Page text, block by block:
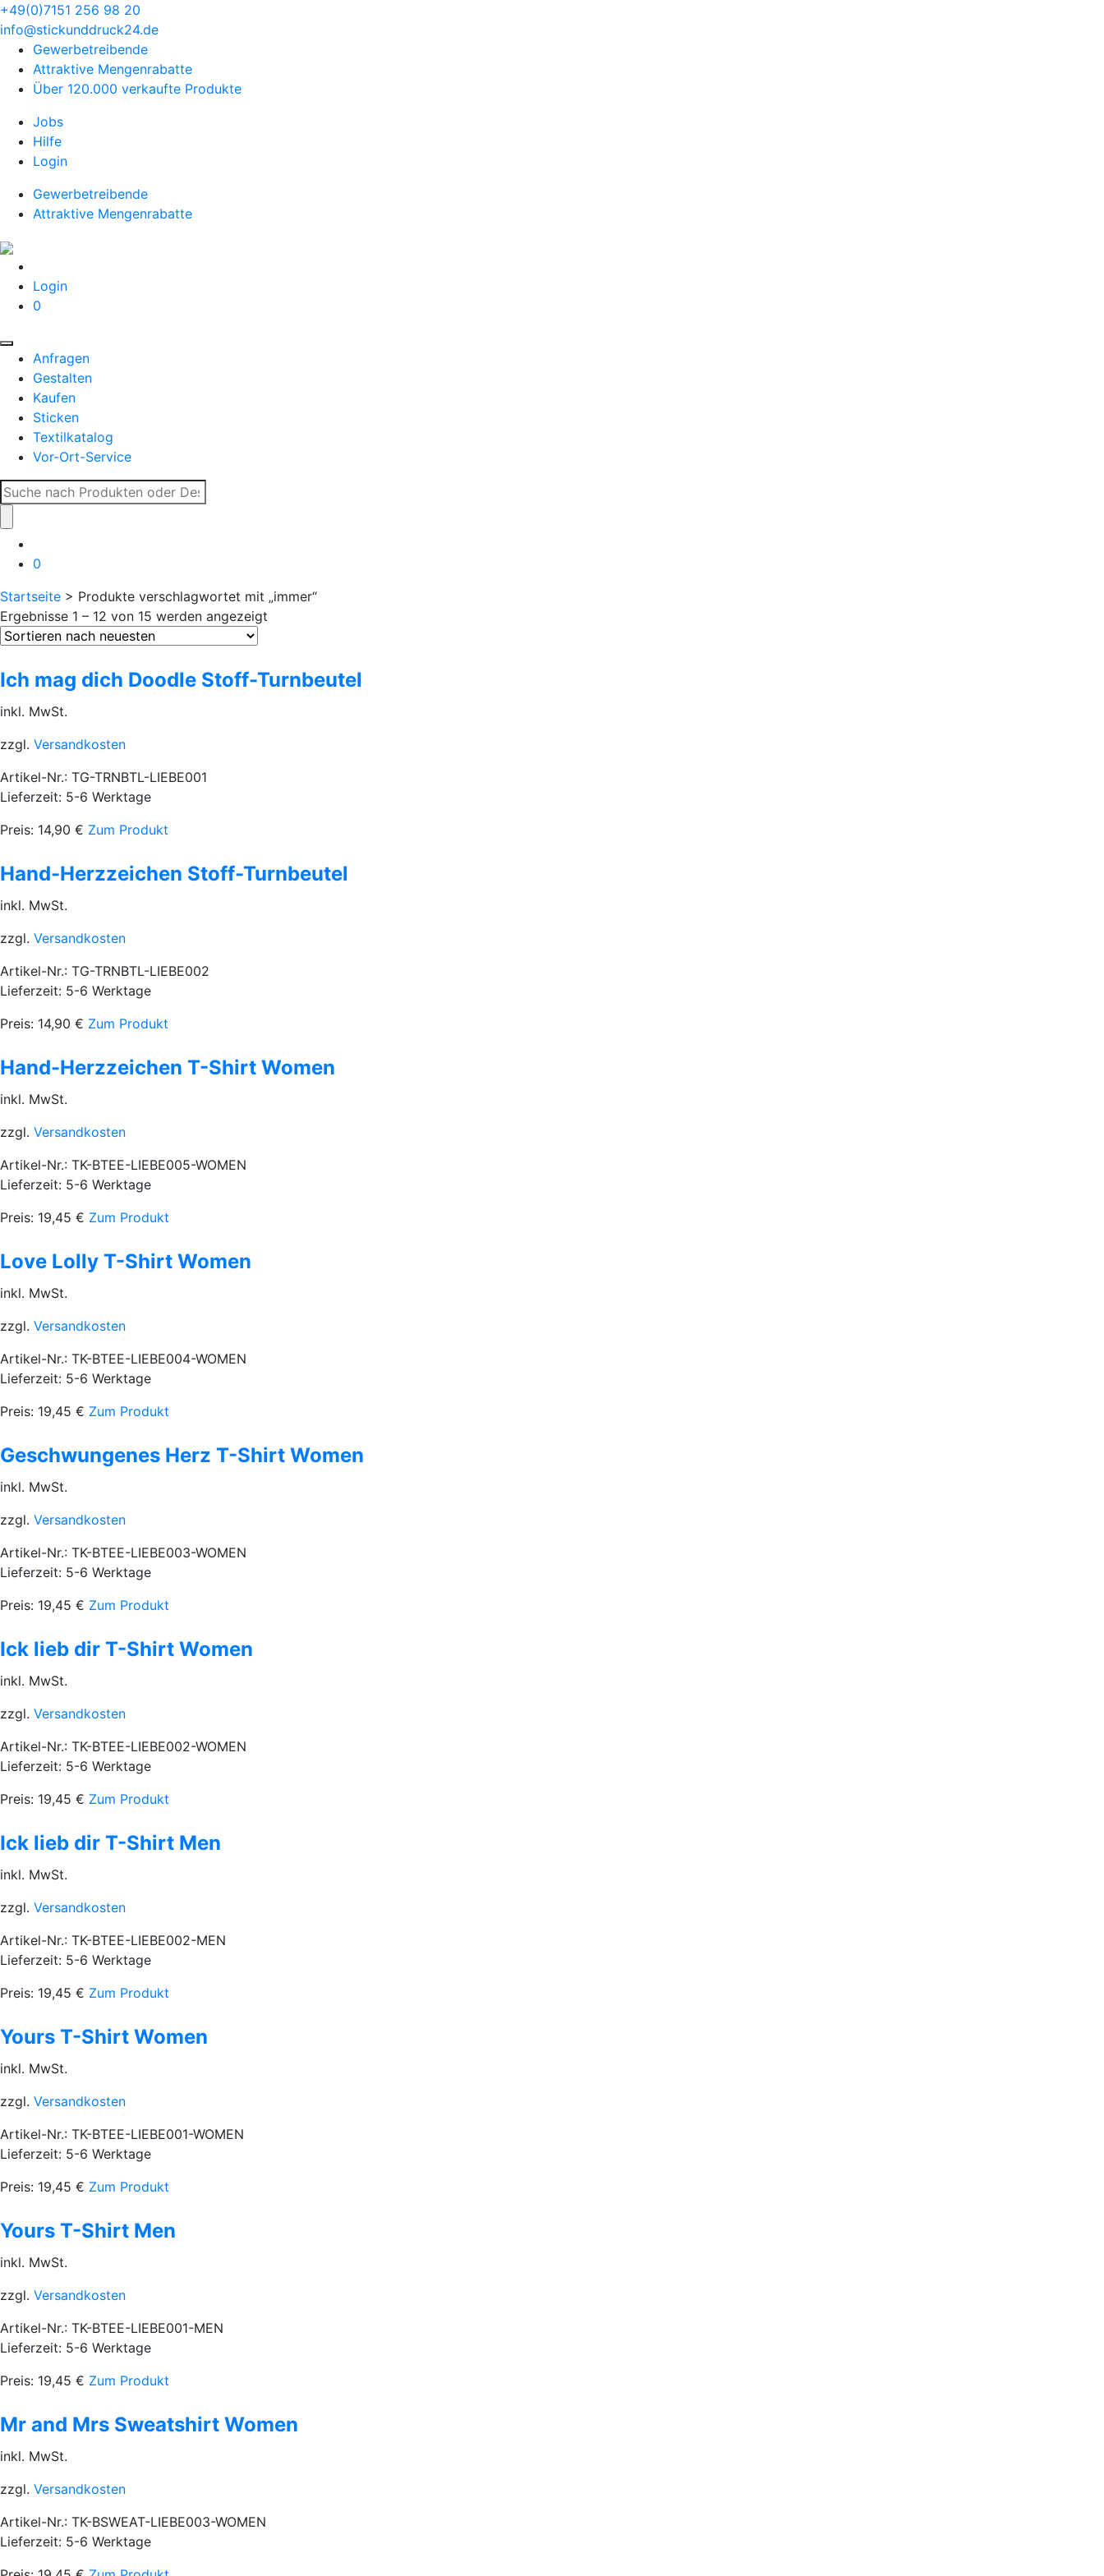
+49(0)7151 256 98 20‬
info@stickunddruck24.de
Gewerbetreibende
Attraktive Mengenrabatte
Über 120.000 verkaufte Produkte
Jobs
Hilfe
Login
Gewerbetreibende
Attraktive Mengenrabatte
Login
0
Anfragen
Gestalten
Kaufen
Sticken
Textilkatalog
Vor-Ort-Service
Suche
nach:
0
Startseite > Produkte verschlagwortet mit „immer“
Ergebnisse 1 – 12 von 15 werden angezeigt
Ich mag dich Doodle Stoff-Turnbeutel
inkl. MwSt.
zzgl. Versandkosten
Artikel-Nr.: TG-TRNBTL-LIEBE001
Lieferzeit: 5-6 Werktage
Preis: 14,90 € Zum Produkt
Hand-Herzzeichen Stoff-Turnbeutel
inkl. MwSt.
zzgl. Versandkosten
Artikel-Nr.: TG-TRNBTL-LIEBE002
Lieferzeit: 5-6 Werktage
Preis: 14,90 € Zum Produkt
Hand-Herzzeichen T-Shirt Women
inkl. MwSt.
zzgl. Versandkosten
Artikel-Nr.: TK-BTEE-LIEBE005-WOMEN
Lieferzeit: 5-6 Werktage
Preis: 19,45 € Zum Produkt
Love Lolly T-Shirt Women
inkl. MwSt.
zzgl. Versandkosten
Artikel-Nr.: TK-BTEE-LIEBE004-WOMEN
Lieferzeit: 5-6 Werktage
Preis: 19,45 € Zum Produkt
Geschwungenes Herz T-Shirt Women
inkl. MwSt.
zzgl. Versandkosten
Artikel-Nr.: TK-BTEE-LIEBE003-WOMEN
Lieferzeit: 5-6 Werktage
Preis: 19,45 € Zum Produkt
Ick lieb dir T-Shirt Women
inkl. MwSt.
zzgl. Versandkosten
Artikel-Nr.: TK-BTEE-LIEBE002-WOMEN
Lieferzeit: 5-6 Werktage
Preis: 19,45 € Zum Produkt
Ick lieb dir T-Shirt Men
inkl. MwSt.
zzgl. Versandkosten
Artikel-Nr.: TK-BTEE-LIEBE002-MEN
Lieferzeit: 5-6 Werktage
Preis: 19,45 € Zum Produkt
Yours T-Shirt Women
inkl. MwSt.
zzgl. Versandkosten
Artikel-Nr.: TK-BTEE-LIEBE001-WOMEN
Lieferzeit: 5-6 Werktage
Preis: 19,45 € Zum Produkt
Yours T-Shirt Men
inkl. MwSt.
zzgl. Versandkosten
Artikel-Nr.: TK-BTEE-LIEBE001-MEN
Lieferzeit: 5-6 Werktage
Preis: 19,45 € Zum Produkt
Mr and Mrs Sweatshirt Women
inkl. MwSt.
zzgl. Versandkosten
Artikel-Nr.: TK-BSWEAT-LIEBE003-WOMEN
Lieferzeit: 5-6 Werktage